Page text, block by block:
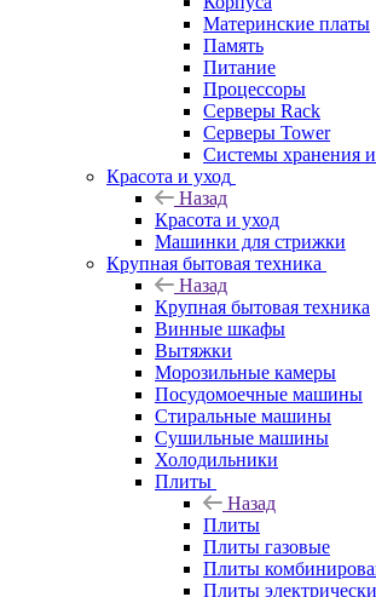
Материнские платы
Память
Питание
Процессоры
Серверы Rack
Серверы Tower
Системы хранения
Красота и уход
Назад
Красота и уход
Машинки для стрижки
Крупная бытовая техника
Назад
Крупная бытовая техника
Винные шкафы
Вытяжки
Морозильные камеры
Посудомоечные машины
Стиральные машины
Сушильные машины
Холодильники
Плиты
Назад
Плиты
Плиты газовые
Плиты
Плиты